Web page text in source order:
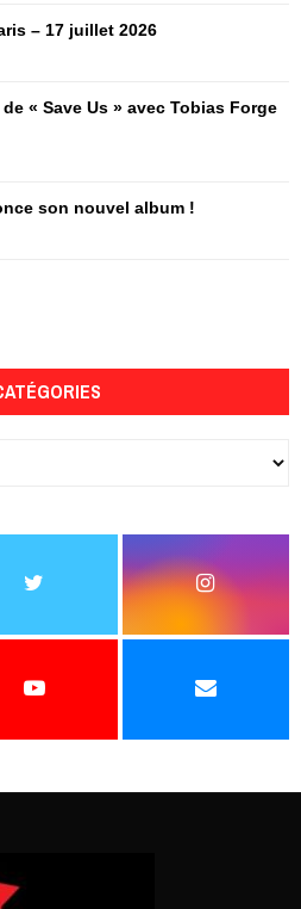
– 17 juillet 2026
« Save Us » avec Tobias Forge
son nouvel album !